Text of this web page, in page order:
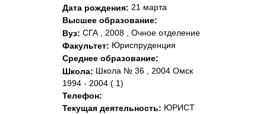
Дата рождения: 21 марта
Высшее образование:
Вуз: СГА , 2008 , Очное отделение
Факультет: Юриспруденция
Среднее образование:
Школа: Школа № 36 , 2004 Омск
1994 - 2004 ( 1)
Телефон:
Текущая деятельность: ЮРИСТ